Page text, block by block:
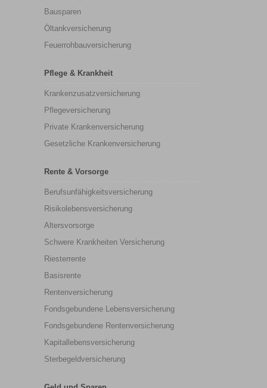
Bausparen
Öltankversicherung
Feuerrohbauversicherung
Pflege & Krankheit
Krankenzusatzversicherung
Pflegeversicherung
Private Krankenversicherung
Gesetzliche Krankenversicherung
Rente & Vorsorge
Berufs­unfähigkeitsversicherung
Risikolebensversicherung
Altersvorsorge
Schwere Krankheiten Versicherung
Riesterrente
Basisrente
Rentenversicherung
Fondsgebundene Lebensversicherung
Fondsgebundene Rentenversicherung
Kapitallebensversicherung
Sterbegeldversicherung